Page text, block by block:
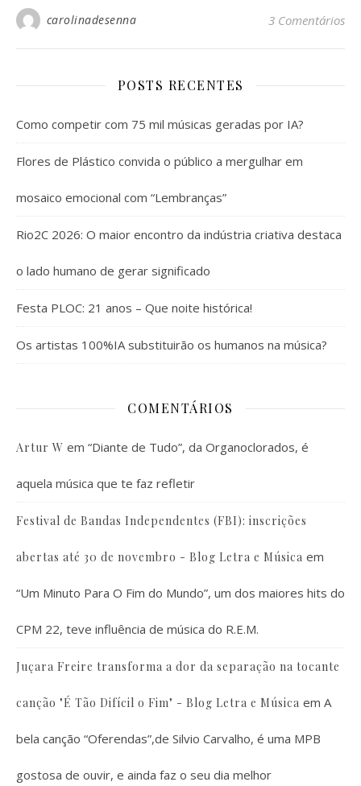
carolinadesenna 3 Comentários
POSTS RECENTES
Como competir com 75 mil músicas geradas por IA?
Flores de Plástico convida o público a mergulhar em
mosaico emocional com “Lembranças”
Rio2C 2026: O maior encontro da indústria criativa destaca
o lado humano de gerar significado
Festa PLOC: 21 anos – Que noite histórica!
Os artistas 100%IA substituirão os humanos na música?
COMENTÁRIOS
Artur W em “Diante de Tudo”, da Organoclorados, é
aquela música que te faz refletir
Festival de Bandas Independentes (FBI): inscrições
abertas até 30 de novembro - Blog Letra e Música em
“Um Minuto Para O Fim do Mundo”, um dos maiores hits do
CPM 22, teve influência de música do R.E.M.
Juçara Freire transforma a dor da separação na tocante
canção "É Tão Difícil o Fim" - Blog Letra e Música em A
bela canção “Oferendas”,de Silvio Carvalho, é uma MPB
gostosa de ouvir, e ainda faz o seu dia melhor